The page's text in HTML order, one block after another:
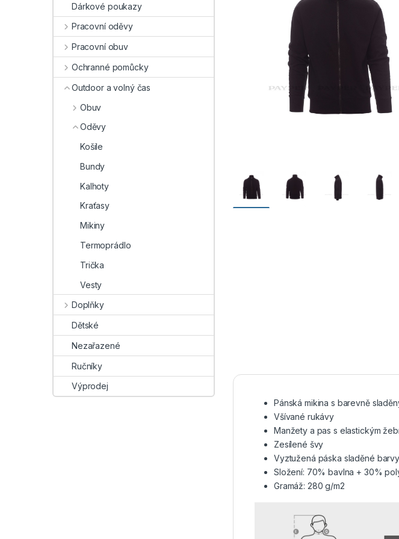
Pánská mikina s barevně
Všívané rukávy
Manžety a pas s elastickým
Zesílené švy
Vyztužená páska sladěné
Složení: 70% bavlna + 30%
Gramáž: 280 g/m2
Dárkové poukazy
Pracovní oděvy
Pracovní obuv
Ochranné pomůcky
Outdoor a volný čas
Obuv
Oděvy
Košile
Bundy
Kalhoty
Kraťasy
Mikiny
Termoprádlo
Trička
Vesty
Doplňky
Dětské
Nezařazené
Ručníky
Výprodej